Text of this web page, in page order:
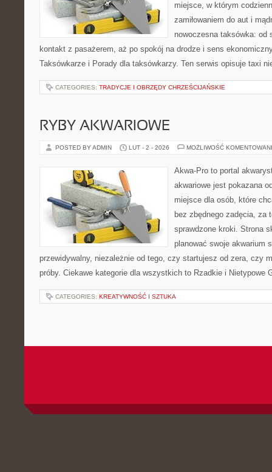
miejsce, w którym
zamiłowaniem do aut i
nowoczesna taksówka: od
kontakt z pasażerem, aż po spokój na drodze i sens
Taksówkarze i Porady dla taksówkarzy. Ten serwis opisuje taxi
CATEGORIES: TRADYCJE I OBRZĘDY CHRZEŚCIJAŃSKIE
RYBY AKWARIOWE
POSTED BY ADMIN LUT - 2 - 2026 MOŻLIWOŚĆ
Akwa-Pro to portal
akwariowe jest pokazana
miejsce dla osób, które
bez zbędnego zadęcia, za
sprawdzone kroki. Strona
planować swoje akwarium
przewidywalny, niezależnie od tego, czy startujesz od zera, czy
próby. Ciekawe kategorie dla wszystkich to Rzadkie i Nietypowe
CATEGORIES: KREATYWNOŚĆ I SZTUKA